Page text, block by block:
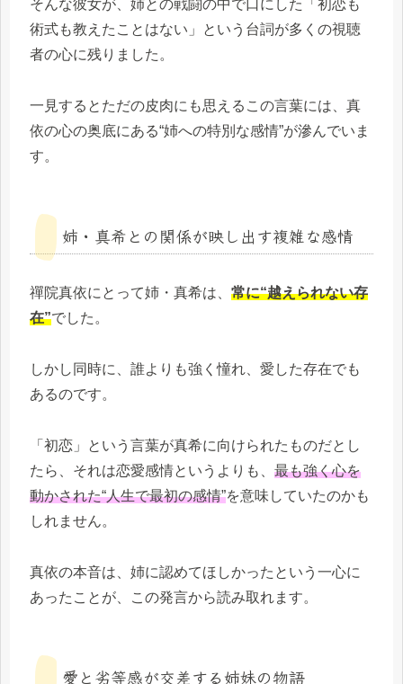
そんな彼女が、姉との戦闘の中で口にした「初恋も
術式も教えたことはない」という台詞が多くの視聴
者の心に残りました。
一見するとただの皮肉にも思えるこの言葉には、真
依の心の奥底にある“姉への特別な感情”が滲んでいま
す。
姉・真希との関係が映し出す複雑な感情
禪院真依にとって姉・真希は、 常に“越えられない存
在”でした。
しかし同時に、誰よりも強く憧れ、愛した存在でも
あるのです。
「初恋」という言葉が真希に向けられたものだとし
たら、それは恋愛感情というよりも、 最も強く心を
動かされた“人生で最初の感情”を意味していたのかも
しれません。
真依の本音は、姉に認めてほしかったという一心に
あったことが、この発言から読み取れます。
愛と劣等感が交差する姉妹の物語